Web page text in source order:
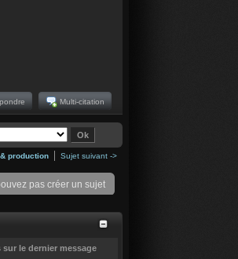
Multi-citation
production Sujet suivant ->
pas créer un sujet
sur le dernier message